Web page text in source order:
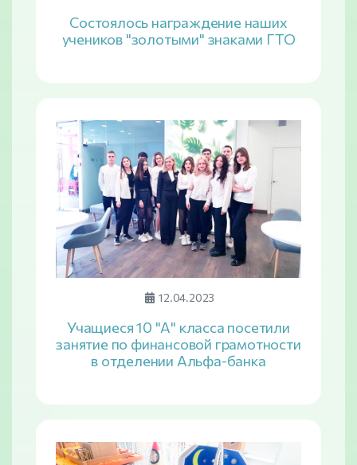
Состоялось награждение наших
учеников "золотыми" знаками ГТО
12.04.2023
Учащиеся 10 "А" класса посетили
занятие по финансовой грамотности
в отделении Альфа-банка